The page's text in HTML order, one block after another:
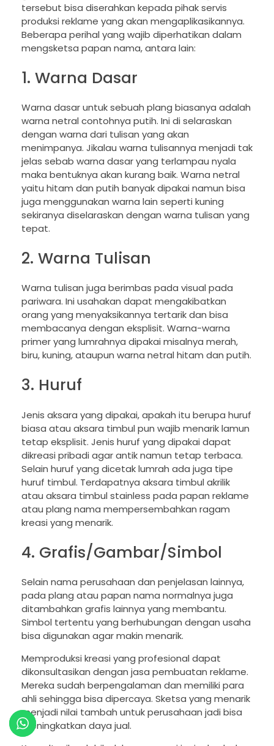
tersebut bisa diserahkan kepada pihak servis
produksi reklame yang akan mengaplikasikannya.
Beberapa perihal yang wajib diperhatikan dalam
mengsketsa papan nama, antara lain:
1. Warna Dasar
Warna dasar untuk sebuah plang biasanya adalah
warna netral contohnya putih. Ini di selaraskan
dengan warna dari tulisan yang akan
menimpanya. Jikalau warna tulisannya menjadi tak
jelas sebab warna dasar yang terlampau nyala
maka bentuknya akan kurang baik. Warna netral
yaitu hitam dan putih banyak dipakai namun bisa
juga menggunakan warna lain seperti kuning
sekiranya diselaraskan dengan warna tulisan yang
tepat.
2. Warna Tulisan
Warna tulisan juga berimbas pada visual pada
pariwara. Ini usahakan dapat mengakibatkan
orang yang menyaksikannya tertarik dan bisa
membacanya dengan eksplisit. Warna-warna
primer yang lumrahnya dipakai misalnya merah,
biru, kuning, ataupun warna netral hitam dan putih.
3. Huruf
Jenis aksara yang dipakai, apakah itu berupa huruf
biasa atau aksara timbul pun wajib menarik lamun
tetap eksplisit. Jenis huruf yang dipakai dapat
dikreasi pribadi agar antik namun tetap terbaca.
Selain huruf yang dicetak lumrah ada juga tipe
huruf timbul. Terdapatnya aksara timbul akrilik
atau aksara timbul stainless pada papan reklame
atau plang nama mempersembahkan ragam
kreasi yang menarik.
4. Grafis/Gambar/Simbol
Selain nama perusahaan dan penjelasan lainnya,
pada plang atau papan nama normalnya juga
ditambahkan grafis lainnya yang membantu.
Simbol tertentu yang berhubungan dengan usaha
bisa digunakan agar makin menarik.
Memproduksi kreasi yang profesional dapat
dikonsultasikan dengan jasa pembuatan reklame.
Mereka sudah berpengalaman dan memiliki para
ahli sehingga bisa dipercaya. Sketsa yang menarik
menjadi nilai tambah untuk perusahaan jadi bisa
meningkatkan daya jual.